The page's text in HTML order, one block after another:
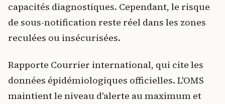
capacités diagnostiques. Cependant, le risque
de sous-notification reste réel dans les zones
reculées ou insécurisées.
Rapporte Courrier international, qui cite les
données épidémiologiques officielles. L'OMS
maintient le niveau d'alerte au maximum et